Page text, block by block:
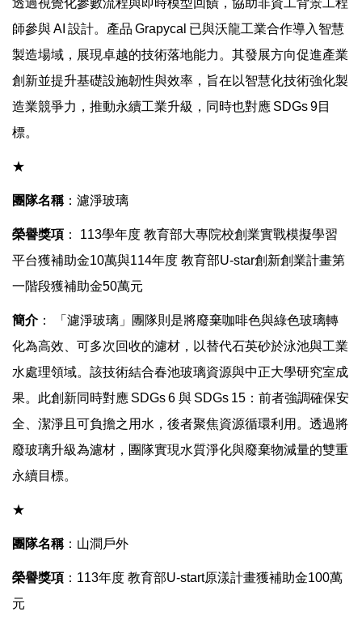
師參與AI 設計。產品 Grapycal 已與沃龍工業合作導入智慧
製造場域，展現卓越的技術落地能力。其發展方向促進產業
創新並提升基礎設施韌性與效率，旨在以智慧化技術強化製
造業競爭力，推動永續工業升級，同時也對應 SDGs9目
標。
★
團隊名稱： 濾淨玻璃
榮譽獎項 ： 113學年度 教育部大專院校創業實戰模擬學習
平台獲補助金10萬與114年度 教育部U-star創新創業計畫第
一階段獲補助金50萬元
簡介：
「濾淨玻璃」團隊則是將廢棄咖啡色與綠色玻璃轉
化為高效、可多次回收的濾材，以替代石英砂於泳池與工業
水處理領域。該技術結合春池玻璃資源與中正大學研究室成
果。此創新同時對應 SDGs6 與 SDGs 15 ：前者強調確保安
全、潔淨且可負擔之用水，後者聚焦資源循環利用。透過將
廢玻璃升級為濾材，團隊實現水質淨化與廢棄物減量的雙重
永續目標。
★
團隊名稱： 山澗戶外
榮譽獎項 ： 113年度 教育部U-start原漾計畫獲補助金100萬
元